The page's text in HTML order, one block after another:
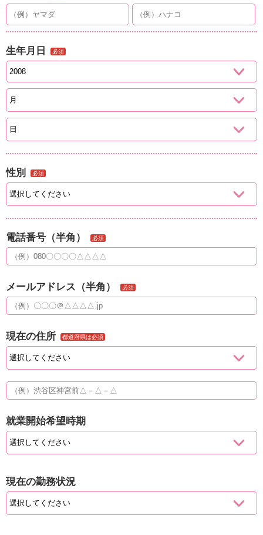
生年月日 必須
性別 必須
電話番号（半角） 必須
メールアドレス（半角） 必須
現在の住所 都道府県は必須
就業開始希望時期
現在の勤務状況